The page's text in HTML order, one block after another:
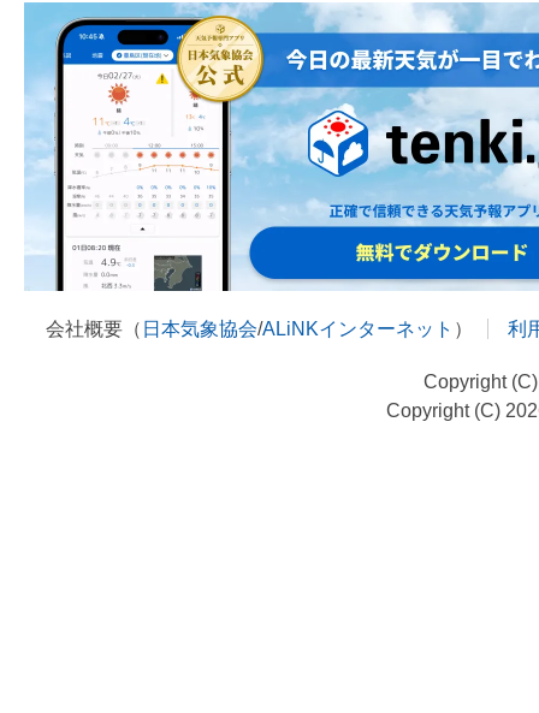
会社概要（ 日本気象協会/ALiNKインターネット ） 利
Copyright
Copyright (C)